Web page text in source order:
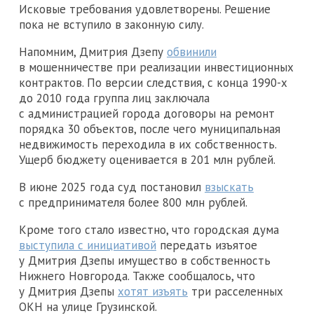
Исковые требования удовлетворены. Решение
пока не вступило в законную силу.
Напомним, Дмитрия Дзепу обвинили
в мошенничестве при реализации инвестиционных
контрактов. По версии следствия, с конца 1990-х
до 2010 года группа лиц заключала
с администрацией города договоры на ремонт
порядка 30 объектов, после чего муниципальная
недвижимость переходила в их собственность.
Ущерб бюджету оценивается в 201 млн рублей.
В июне 2025 года суд постановил взыскать
с предпринимателя более 800 млн рублей.
Кроме того стало известно, что городская дума
выступила с инициативой передать изъятое
у Дмитрия Дзепы имущество в собственность
Нижнего Новгорода. Также сообщалось, что
у Дмитрия Дзепы хотят изъять три расселенных
ОКН на улице Грузинской.